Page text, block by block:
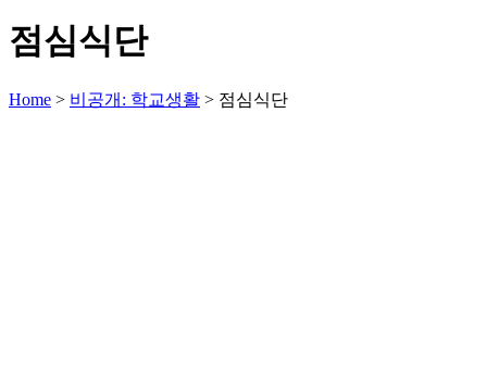
점심식단
Home > 비공개: 학교생활 > 점심식단